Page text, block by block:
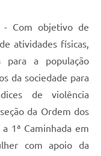
do
- Com objetivo de
atividades físicas,
para a população
da sociedade para
de violência
da Ordem dos
1ª Caminhada em
com apoio da